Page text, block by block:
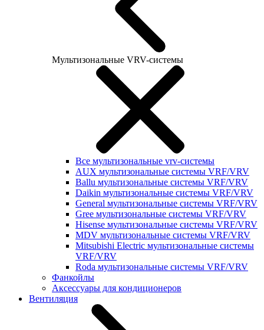
Мультизональные VRV-системы
Все мультизональные vrv-системы
AUX мультизональные системы VRF/VRV
Ballu мультизональные системы VRF/VRV
Daikin мультизональные системы VRF/VRV
General мультизональные системы VRF/VRV
Gree мультизональные системы VRF/VRV
Hisense мультизональные системы VRF/VRV
MDV мультизональные системы VRF/VRV
Mitsubishi Electric мультизональные системы
VRF/VRV
Roda мультизональные системы VRF/VRV
Фанкойлы
Аксессуары для кондиционеров
Вентиляция